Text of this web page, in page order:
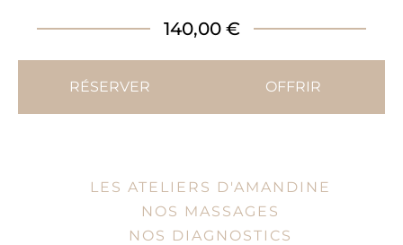
RÉSERVER OFFRIR
140,00 €
LES ATELIERS D'AMANDINE
NOS MASSAGES
NOS DIAGNOSTICS